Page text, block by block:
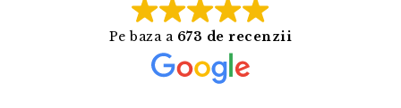
Pe baza a 673 de recenzii